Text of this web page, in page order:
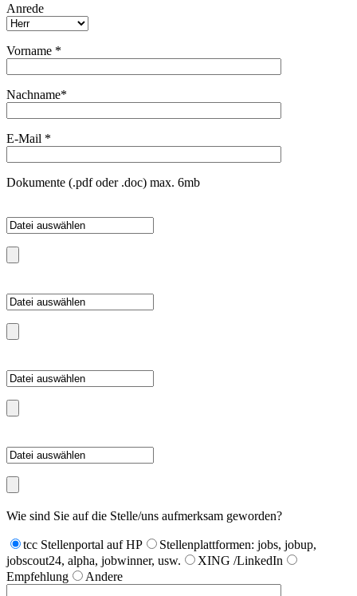
Anrede
Vorname *
Nachname*
E-Mail *
Dokumente (.pdf oder .doc) max. 6mb
Wie sind Sie auf die Stelle/uns aufmerksam geworden?
tcc Stellenportal auf HP
Stellenplattformen: jobs, jobup,
jobscout24, alpha, jobwinner, usw.
XING /LinkedIn
Empfehlung
Andere